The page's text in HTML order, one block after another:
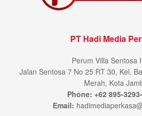
PT Hadi Media
Perum Villa Sentosa
Jalan Sentosa 7 No 25 RT 30, Kel.
Merah, Kota
Phone: +62 895-
Email: